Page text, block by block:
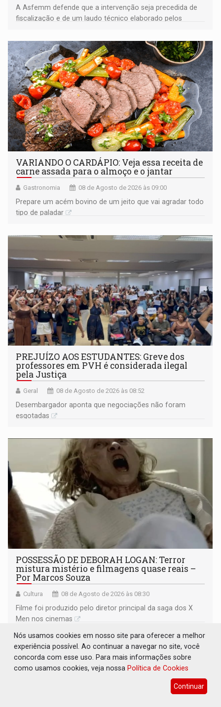
A Asfemm defende que a intervenção seja precedida de
fiscalização e de um laudo técnico elaborado pelos
VARIANDO O CARDÁPIO: Veja essa receita de
carne assada para o almoço e o jantar
Gastronomia 08 de Agosto de 2026 às 09:00
Prepare um acém bovino de um jeito que vai agradar todo
tipo de paladar
PREJUÍZO AOS ESTUDANTES: Greve dos
professores em PVH é considerada ilegal
pela Justiça
Geral 08 de Agosto de 2026 às 08:52
Desembargador aponta que negociações não foram
esgotadas
POSSESSÃO DE DEBORAH LOGAN: Terror
mistura mistério e filmagens quase reais –
Por Marcos Souza
Cultura 08 de Agosto de 2026 às 08:30
Filme foi produzido pelo diretor principal da saga dos X
Men nos cinemas
Nós usamos cookies em nosso site para oferecer a melhor
experiência possível. Ao continuar a navegar no site, você
concorda com esse uso. Para mais informações sobre
como usamos cookies, veja nossa Política de Cookies
Continuar